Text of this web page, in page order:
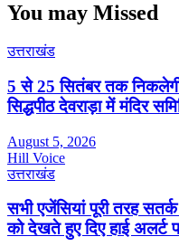
You may Missed
उत्तराखंड
5 से 25 सितंबर तक निकलेगी
सिद्धपीठ देवराड़ा में मंदिर
August 5, 2026
Hill Voice
उत्तराखंड
सभी एजेंसियां पूरी तरह सतर्क
को देखते हुए दिए हाई अलर्ट